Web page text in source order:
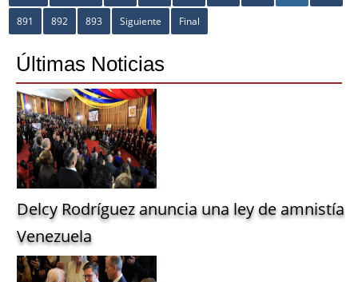
891 892 893 Siguiente Final
Últimas Noticias
Delcy Rodríguez anuncia una ley de amnistía
Venezuela